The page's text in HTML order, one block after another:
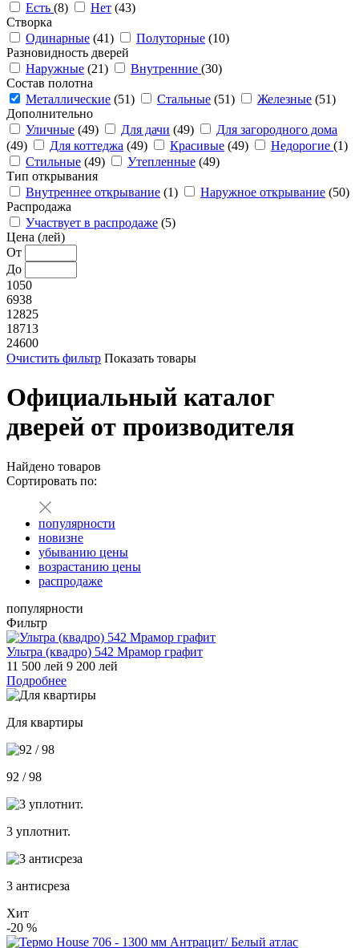
Есть (8) Нет (43)
Створка
Одинарные (41) Полуторные (10)
Разновидность дверей
Наружные (21) Внутренние (30)
Состав полотна
Металлические (51) Стальные (51) Железные (51)
Дополнительно
Уличные (49) Для дачи (49)
Для загородного дома
(49)
Для коттеджа (49) Красивые (49) Недорогие (1)
Стильные (49) Утепленные (49)
Тип открывания
Внутреннее открывание (1) Наружное открывание (50)
Распродажа
Участвует в распродаже (5)
Цена (лей)
От
До
1050
6938
12825
18713
24600
Очистить фильтр Показать товары
Официальный каталог
дверей от производителя
Найдено товаров
Сортировать по:
популярности
новизне
убыванию цены
возрастанию цены
распродаже
популярности
Фильтр
Ультра (квадро) 542 Мрамор графит
11 500 лей 9 200 лей
Подробнее
Для квартиры
92 / 98
3 уплотнит.
3 антисреза
Хит
-20 %